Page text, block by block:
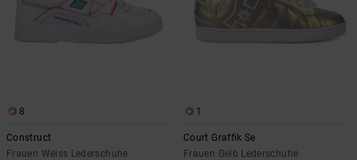
8
Construct
Frauen Weiss Lederschuhe
1
Court Graffik Se
Frauen Gelb Lederschuhe